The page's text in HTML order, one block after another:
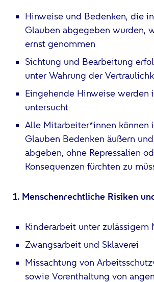
Hinweise und Bedenken, die
Glauben abgegeben wurden,
ernst genommen
Sichtung und Bearbeitung
unter Wahrung der
Eingehende Hinweise werden
untersucht
Alle Mitarbeiter*innen können
Glauben Bedenken äußern
abgeben, ohne Repressalien
Konsequenzen fürchten zu
1. Menschenrechtliche Risiken
Kinderarbeit unter zulässigem
Zwangsarbeit und Sklaverei
Missachtung von
sowie Vorenthaltung von